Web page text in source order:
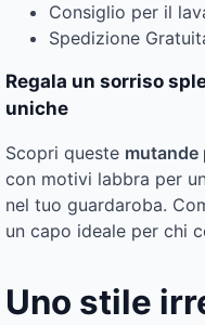
Consiglio per il
Spedizione
Regala un sorriso
uniche
Scopri queste mutande
con motivi labbra per
nel tuo guardaroba.
un capo ideale per chi
Uno stile